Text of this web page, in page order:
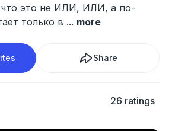
это не ИЛИ, ИЛИ, а по-
только в ... more
Share
26 ratings